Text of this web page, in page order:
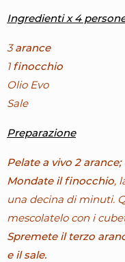
Ingredienti x 4
3arance
1 finocchio
Olio Evo
Sale
Preparazione
Pelate a vivo 2 arance;
Mondate il finocchio,
una decina di minuti.
mescolatelo con i
Spremete il terzo
e il sale.